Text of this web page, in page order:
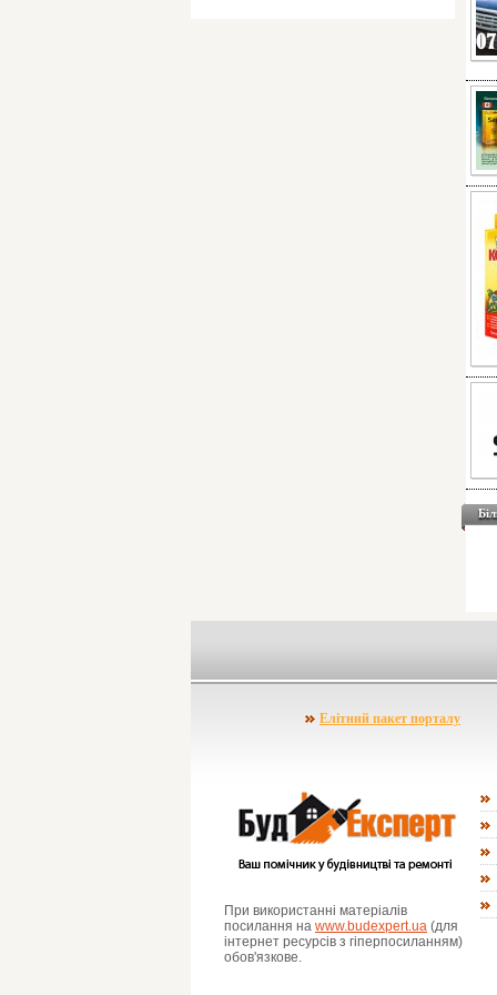
Елітний пакет порталу
При використанні матеріалів
посилання на www.budexpert.ua (для
інтернет ресурсів з гіперпосиланням)
обов'язкове.